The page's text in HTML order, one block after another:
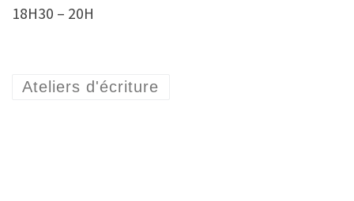
18H30 – 20H
Ateliers d'écriture